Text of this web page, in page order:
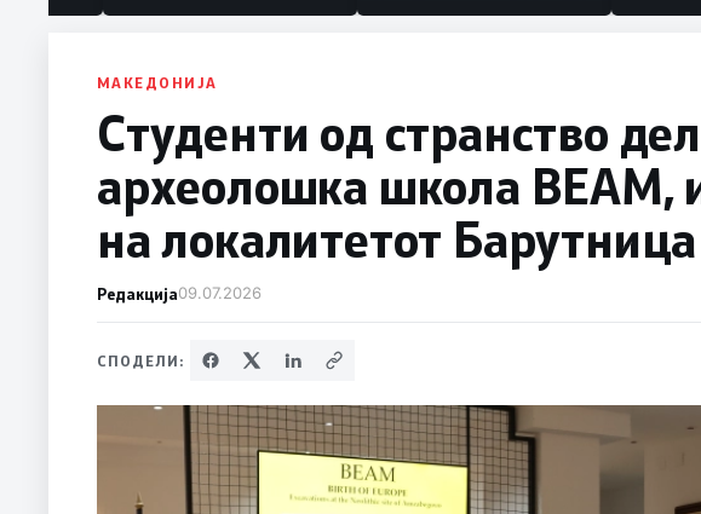
МАКЕДОНИЈА
Студенти од странство
археолошка школа BEAM,
на локалитетот Барутница
Редакција09.07.2026
СПОДЕЛИ: